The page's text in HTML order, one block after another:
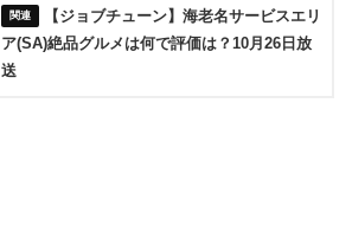
【ジョブチューン】海老名サービスエリ
ア(SA)絶品グルメは何で評価は？10月26日放
送